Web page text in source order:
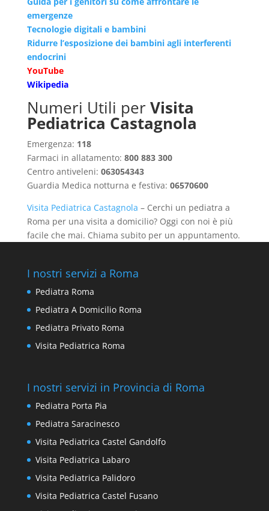
emergenze
Tecnologie digitali e bambini
Ridurre l’esposizione dei bambini agli interferenti
endocrini
YouTube
Wikipedia
Numeri Utili perVisita
Pediatrica Castagnola
Emergenza: 118
Farmaci in allatamento: 800 883 300
Centro antiveleni: 063054343
Guardia Medica notturna e festiva: 06570600
Visita Pediatrica Castagnola – Cerchi un pediatra a
Roma per una visita a domicilio? Oggi con noi è più
facile che mai. Chiama subito per un appuntamento.
I nostri servizi a Roma
Pediatra Roma
Pediatra A Domicilio Roma
Pediatra Privato Roma
Visita Pediatrica Roma
I nostri servizi in Provincia di Roma
Pediatra Porta Pia
Pediatra Saracinesco
Visita Pediatrica Castel Gandolfo
Visita Pediatrica Labaro
Visita Pediatrica Palidoro
Visita Pediatrica Castel Fusano